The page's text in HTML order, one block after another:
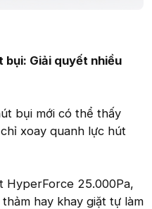
bụi: Giải quyết nhiều
bụi mới có thể thấy
xoay quanh lực hút
HyperForce 25.000Pa,
hay khay giặt tự làm